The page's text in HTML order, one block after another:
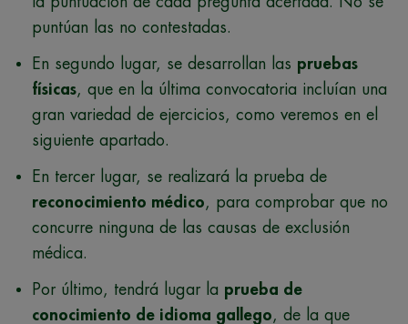
puntúan las no contestadas.
En segundo lugar, se desarrollan las pruebas
físicas, que en la última convocatoria incluían una
gran variedad de ejercicios, como veremos en el
siguiente apartado.
En tercer lugar, se realizará la prueba de
reconocimiento médico, para comprobar que no
concurre ninguna de las causas de exclusión
médica.
Por último, tendrá lugar la prueba de
conocimiento de idioma gallego, de la que